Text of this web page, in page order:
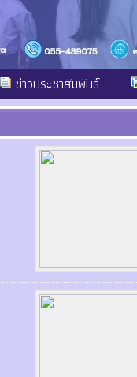
ข่าวประชาสัมพันธ์